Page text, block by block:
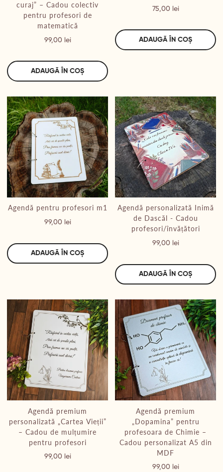
curaj” – Cadou colectiv
pentru profesori de
matematică
Preț
99,00 lei
ADAUGĂ ÎN COȘ
Preț
75,00 lei
ADAUGĂ ÎN COȘ
Agendă pentru profesori m1
Preț
99,00 lei
ADAUGĂ ÎN COȘ
Agendă personalizată Inimă
de Dascăl - Cadou
profesori/învățători
Preț
99,00 lei
ADAUGĂ ÎN COȘ
Agendă premium
personalizată „Cartea Vieții”
– Cadou de mulțumire
pentru profesori
Preț
99,00 lei
Agendă premium
„Dopamina” pentru
profesoara de Chimie –
Cadou personalizat A5 din
MDF
Preț
99,00 lei